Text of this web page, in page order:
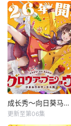
成长秀～向日葵马戏团～
更新至第06集